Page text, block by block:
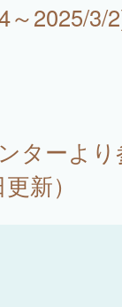
～2025/3/
ターよ
新）